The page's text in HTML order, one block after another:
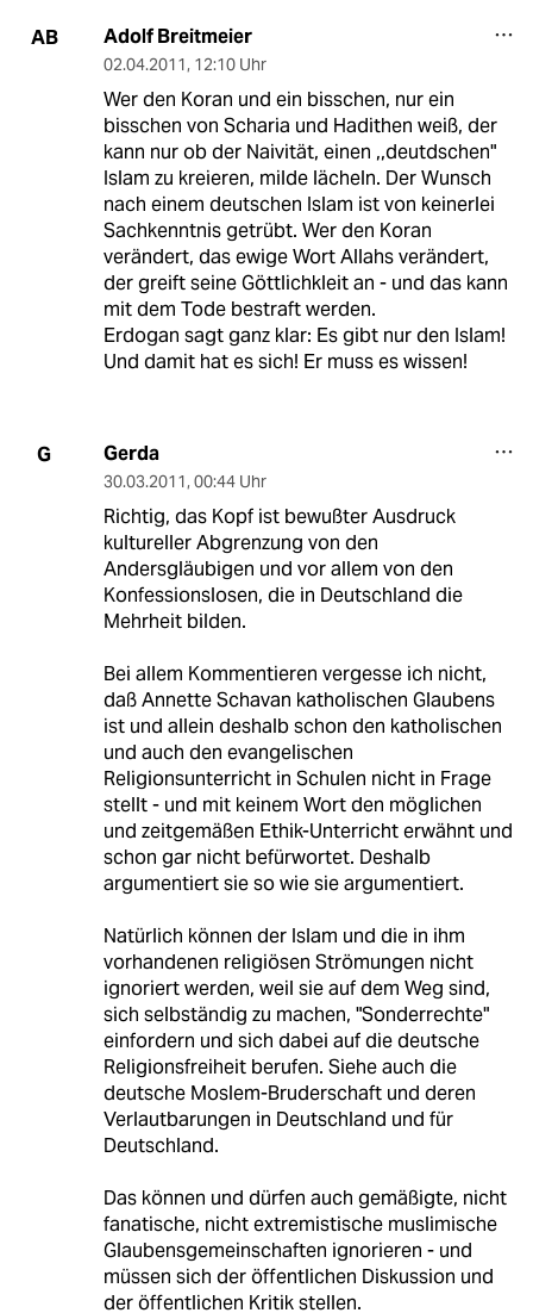
AB Adolf Breitmeier
02.04.2011, 12:10 Uhr
Wer den Koran und ein bisschen, nur ein
bisschen von Scharia und Hadithen weiß, der
kann nur ob der Naivität, einen ,,deutdschen"
Islam zu kreieren, milde lächeln. Der Wunsch
nach einem deutschen Islam ist von keinerlei
Sachkenntnis getrübt. Wer den Koran
verändert, das ewige Wort Allahs verändert,
der greift seine Göttlichkleit an - und das kann
mit dem Tode bestraft werden.
Erdogan sagt ganz klar: Es gibt nur den Islam!
Und damit hat es sich! Er muss es wissen!
G Gerda
30.03.2011, 00:44 Uhr
Richtig, das Kopf ist bewußter Ausdruck
kultureller Abgrenzung von den
Andersgläubigen und vor allem von den
Konfessionslosen, die in Deutschland die
Mehrheit bilden.
Bei allem Kommentieren vergesse ich nicht,
daß Annette Schavan katholischen Glaubens
ist und allein deshalb schon den katholischen
und auch den evangelischen
Religionsunterricht in Schulen nicht in Frage
stellt - und mit keinem Wort den möglichen
und zeitgemäßen Ethik-Unterricht erwähnt und
schon gar nicht befürwortet. Deshalb
argumentiert sie so wie sie argumentiert.
Natürlich können der Islam und die in ihm
vorhandenen religiösen Strömungen nicht
ignoriert werden, weil sie auf dem Weg sind,
sich selbständig zu machen, "Sonderrechte"
einfordern und sich dabei auf die deutsche
Religionsfreiheit berufen. Siehe auch die
deutsche Moslem-Bruderschaft und deren
Verlautbarungen in Deutschland und für
Deutschland.
Das können und dürfen auch gemäßigte, nicht
fanatische, nicht extremistische muslimische
Glaubensgemeinschaften ignorieren - und
müssen sich der öffentlichen Diskussion und
der öffentlichen Kritik stellen.